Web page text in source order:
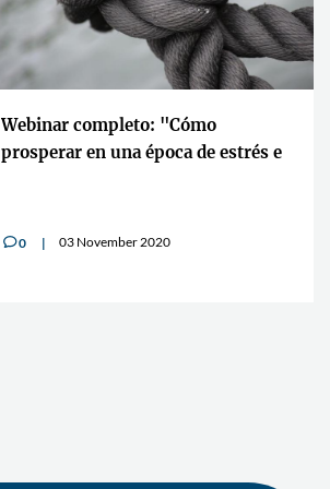
Webinar completo: "Cómo
prosperar en una época de estrés e
v0 03 November 2020